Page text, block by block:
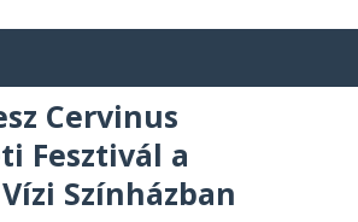
Cervinus
Fesztivál a
Színházban